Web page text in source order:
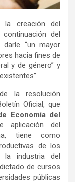
la creación del
del
“un mayor
hacia fines de
y de género” y
la resolución
Oficial, que
Economía del
aplicación del
tiene como
de los
la industria del
de cursos
públicas